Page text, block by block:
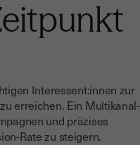
Interessent:innen zur
erreichen. Ein Multikanal-
und präzises
Rate zu steigern.